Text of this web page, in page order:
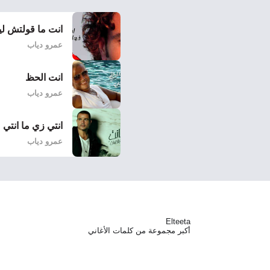
انت ما قولتش
عمرو دياب
انت الحظ
عمرو دياب
انتي زي ما انتي
عمرو دياب
Elteeta
أكبر مجموعة من كلمات الأغاني